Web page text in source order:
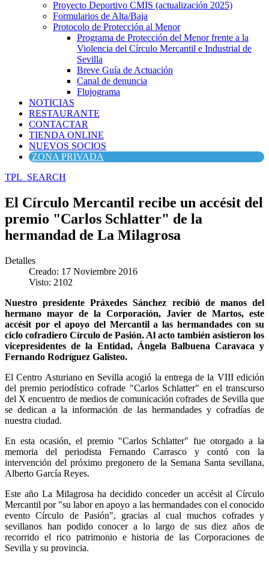
Proyecto Deportivo CMIS (actualización 2025)
Formularios de Alta/Baja
Protocolo de Protección al Menor
Programa de Protección del Menor frente a la
Violencia del Círculo Mercantil e Industrial de
Sevilla
Breve Guía de Actuación
Canal de denuncia
Flujograma
NOTICIAS
RESTAURANTE
CONTACTAR
TIENDA ONLINE
NUEVOS SOCIOS
ZONA PRIVADA
TPL_SEARCH
El Círculo Mercantil recibe un accésit del
premio "Carlos Schlatter" de la
hermandad de La Milagrosa
Detalles
Creado: 17 Noviembre 2016
Visto: 2102
Nuestro presidente Práxedes Sánchez recibió de manos del
hermano mayor de la Corporación, Javier de Martos, este
accésit por el apoyo del Mercantil a las hermandades con su
ciclo cofradiero Círculo de Pasión. Al acto también asistieron los
vicepresidentes de la Entidad, Ángela Balbuena Caravaca y
Fernando Rodríguez Galisteo.
El Centro Asturiano en Sevilla acogió la entrega de la VIII edición
del premio periodístico cofrade "Carlos Schlatter" en el transcurso
del X encuentro de medios de comunicación cofrades de Sevilla que
se dedican a la información de las hermandades y cofradías de
nuestra ciudad.
En esta ocasión, el premio "Carlos Schlatter" fue otorgado a la
memoria del periodista Fernando Carrasco y contó con la
intervención del próximo pregonero de la Semana Santa sevillana,
Alberto García Reyes.
Este año La Milagrosa ha decidido conceder un accésit al Círculo
Mercantil por "su labor en apoyo a las hermandades con el conocido
evento Círculo de Pasión", gracias al cual muchos cofrades y
sevillanos han podido conocer a lo largo de sus diez años de
recorrido el rico patrimonio e historia de las Corporaciones de
Sevilla y su provincia.